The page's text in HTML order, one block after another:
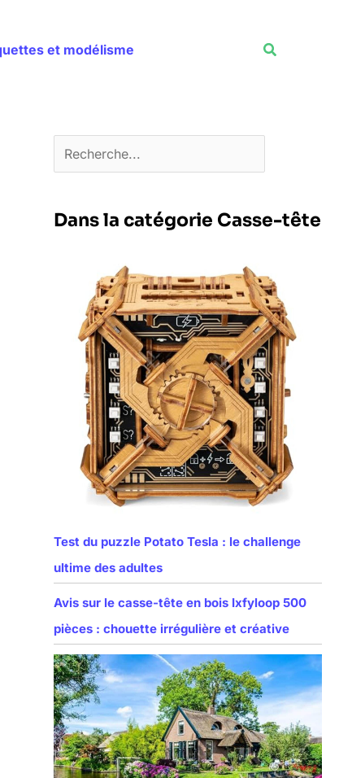
et modélisme
Dans la catégorie Casse-tête
Test du puzzle Potato Tesla : le challenge
ultime des adultes
Avis sur le casse-tête en bois Ixfyloop 500
pièces : chouette irrégulière et créative